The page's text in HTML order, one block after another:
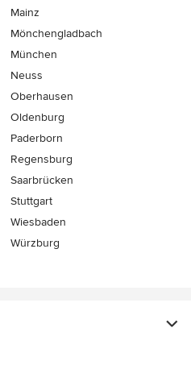
Mainz
Mönchen­gladbach
München
Neuss
Oberhausen
Oldenburg
Paderborn
Regensburg
Saarbrücken
Stuttgart
Wiesbaden
Würzburg